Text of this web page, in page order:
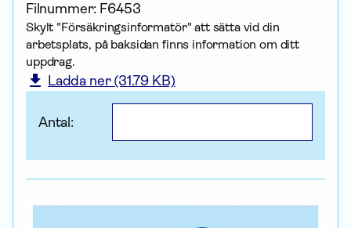
Filnummer: F6453
Skylt "Försäkrings­informatör" att sätta vid din
arbetsplats, på baksidan finns infor­mation om ditt
uppdrag.
Ladda ner (31.79 KB)
Antal: